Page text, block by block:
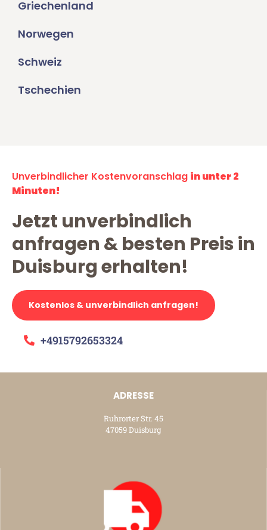
Griechenland
Norwegen
Schweiz
Tschechien
Unverbindlicher Kostenvoranschlag in unter 2
Minuten!
Jetzt unverbindlich
anfragen & besten Preis in
Duisburg erhalten!
Kostenlos & unverbindlich anfragen!
+4915792653324
ADRESSE
Ruhrorter Str. 45
47059 Duisburg